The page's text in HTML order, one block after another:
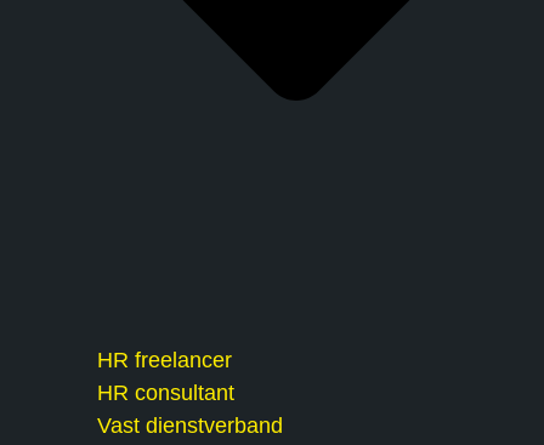
HR freelancer
HR consultant
Vast dienstverband